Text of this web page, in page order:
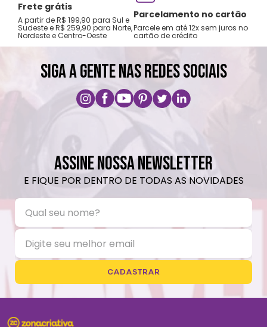
Frete grátis
A partir de R$ 199,90 para Sul e
Sudeste e R$ 259,90 para Norte,
Nordeste e Centro-Oeste
Parcelamento no cartão
Parcele em até 12x sem juros no
cartão de crédito
SIGA A GENTE NAS REDES SOCIAIS
ASSINE NOSSA NEWSLETTER
E FIQUE POR DENTRO DE TODAS AS NOVIDADES
CADASTRAR